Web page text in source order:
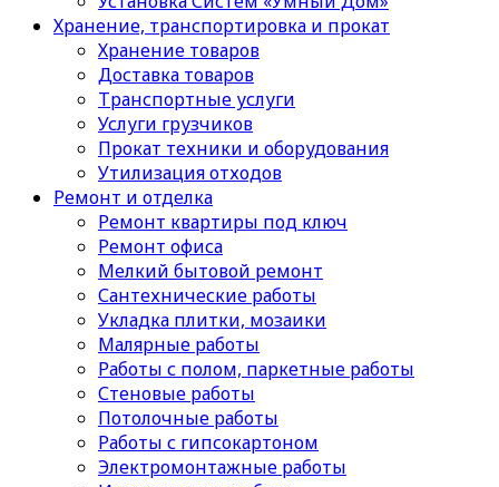
Хранение, транспортировка и прокат
Хранение товаров
Доставка товаров
Транспортные услуги
Услуги грузчиков
Прокат техники и оборудования
Утилизация отходов
Ремонт и отделка
Ремонт квартиры под ключ
Ремонт офиса
Мелкий бытовой ремонт
Сантехнические работы
Укладка плитки, мозаики
Малярные работы
Работы с полом, паркетные работы
Стеновые работы
Потолочные работы
Работы с гипсокартоном
Электромонтажные работы